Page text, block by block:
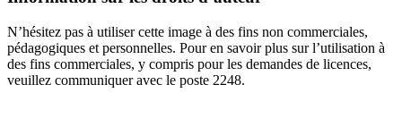
N’hésitez pas à utiliser cette image à des fins non commerciales,
pédagogiques et personnelles. Pour en savoir plus sur l’utilisation à
des fins commerciales, y compris pour les demandes de licences,
veuillez communiquer avec le poste 2248.